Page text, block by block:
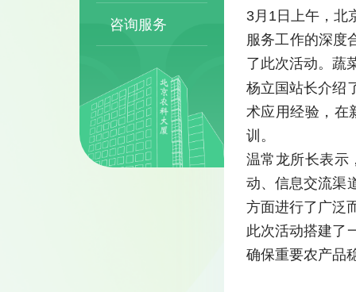
咨询服务
3月1日上午，北
服务工作的深度
了此次活动。蔬
杨立国站长介绍
术应用经验，在
训。
温常龙所长表示
动、信息交流渠
方面进行了广泛
此次活动搭建了
确保重要农产品